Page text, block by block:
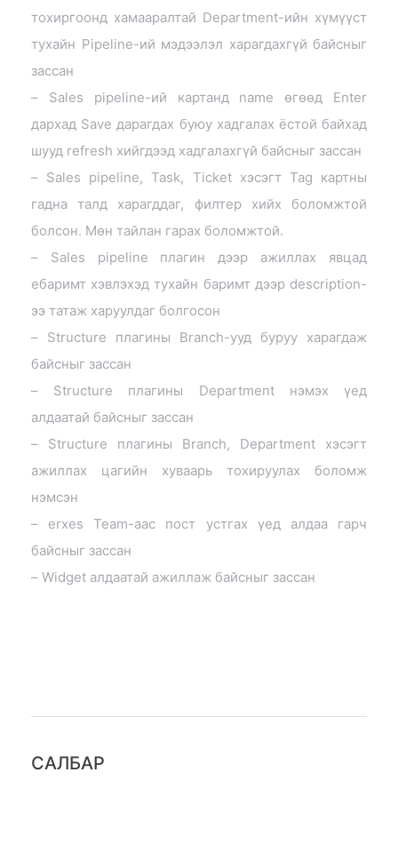
тохиргоонд хамааралтай Department-ийн хүмүүст
тухайн Pipeline-ий мэдээлэл харагдахгүй байсныг
зассан
– Sales pipeline-ий картанд name өгөөд Enter
дархад Save дарагдах буюу хадгалах ёстой байхад
шууд refresh хийгдээд хадгалахгүй байсныг зассан
– Sales pipeline, Task, Ticket хэсэгт Tag картны
гадна талд харагддаг, филтер хийх боломжтой
болсон. Мөн тайлан гарах боломжтой.
– Sales pipeline плагин дээр ажиллах явцад
ебаримт хэвлэхэд тухайн баримт дээр description-
ээ татаж харуулдаг болгосон
– Structure плагины Branch-ууд буруу харагдаж
байсныг зассан
– Structure плагины Department нэмэх үед
алдаатай байсныг зассан
– Structure плагины Branch, Department хэсэгт
ажиллах цагийн хуваарь тохируулах боломж
нэмсэн
– erxes Team-аас пост устгах үед алдаа гарч
байсныг зассан
– Widget алдаатай ажиллаж байсныг зассан
САЛБАР